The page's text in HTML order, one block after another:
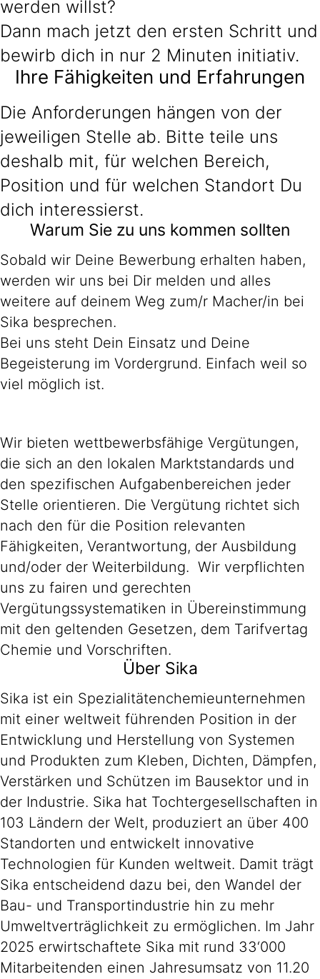
werden willst?
Dann mach jetzt den ersten Schritt und
bewirb dich in nur 2 Minuten initiativ.
Ihre Fähigkeiten und Erfahrungen
Die Anforderungen hängen von der
jeweiligen Stelle ab. Bitte teile uns
deshalb mit, für welchen Bereich,
Position und für welchen Standort Du
dich interessierst.
Warum Sie zu uns kommen sollten
Sobald wir Deine Bewerbung erhalten haben,
werden wir uns bei Dir melden und alles
weitere auf deinem Weg zum/r Macher/in bei
Sika besprechen.
Bei uns steht Dein Einsatz und Deine
Begeisterung im Vordergrund. Einfach weil so
viel möglich ist.
Wir bieten wettbewerbsfähige Vergütungen,
die sich an den lokalen Marktstandards und
den spezifischen Aufgabenbereichen jeder
Stelle orientieren. Die Vergütung richtet sich
nach den für die Position relevanten
Fähigkeiten, Verantwortung, der Ausbildung
und/oder der Weiterbildung. Wir verpflichten
uns zu fairen und gerechten
Vergütungssystematiken in Übereinstimmung
mit den geltenden Gesetzen, dem Tarifvertag
Chemie und Vorschriften.
Über Sika
Sika ist ein Spezialitätenchemieunternehmen
mit einer weltweit führenden Position in der
Entwicklung und Herstellung von Systemen
und Produkten zum Kleben, Dichten, Dämpfen,
Verstärken und Schützen im Bausektor und in
der Industrie. Sika hat Tochtergesellschaften in
103 Ländern der Welt, produziert an über 400
Standorten und entwickelt innovative
Technologien für Kunden weltweit. Damit trägt
Sika entscheidend dazu bei, den Wandel der
Bau- und Transportindustrie hin zu mehr
Umweltverträglichkeit zu ermöglichen. Im Jahr
2025 erwirtschaftete Sika mit rund 33‘000
Mitarbeitenden einen Jahresumsatz von 11.20